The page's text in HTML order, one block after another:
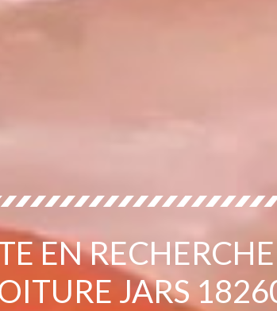
EN
JARS